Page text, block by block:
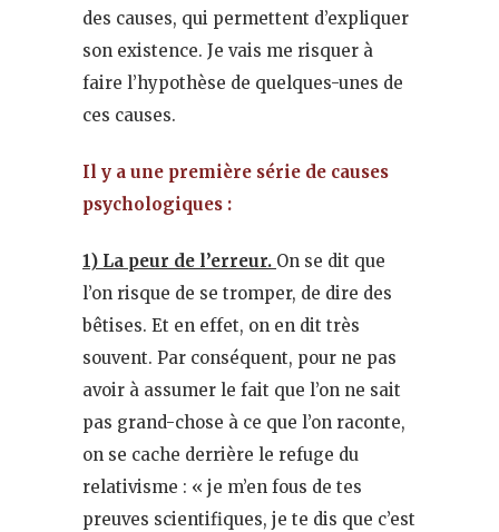
des causes, qui permettent d’expliquer
son existence. Je vais me risquer à
faire l’hypothèse de quelques-unes de
ces causes.
Il y a une première série de causes
psychologiques :
1) La peur de l’erreur. On se dit que
l’on risque de se tromper, de dire des
bêtises. Et en effet, on en dit très
souvent. Par conséquent, pour ne pas
avoir à assumer le fait que l’on ne sait
pas grand-chose à ce que l’on raconte,
on se cache derrière le refuge du
relativisme : « je m’en fous de tes
preuves scientifiques, je te dis que c’est